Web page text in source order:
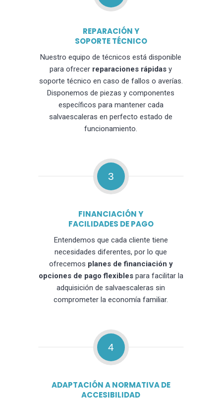
REPARACIÓN Y
SOPORTE TÉCNICO
Nuestro equipo de técnicos está disponible
para ofrecer reparaciones rápidas y
soporte técnico en caso de fallos o averías.
Disponemos de piezas y componentes
específicos para mantener cada
salvaescaleras en perfecto estado de
funcionamiento.
3
FINANCIACIÓN Y
FACILIDADES DE PAGO
Entendemos que cada cliente tiene
necesidades diferentes, por lo que
ofrecemos planes de financiación y
opciones de pago flexiblespara facilitar la
adquisición de salvaescaleras sin
comprometer la economía familiar.
4
ADAPTACIÓN A NORMATIVA DE
ACCESIBILIDAD